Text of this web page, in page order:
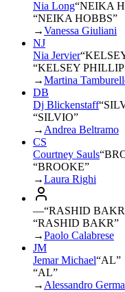
Nia Long“NEIKA
“NEIKA HOBBS”
→Vanessa Giuliani
NJ
Nia Jervier“
“KELSEY
→Martina
DB
Dj Blickenstaff“
“SILVIO”
→ Andrea Beltramo
CS
Courtney Sauls“
“BROOKE”
→Laura Righi
—“RASHID BAKR
“RASHID BAKR”
→Paolo Calabrese
JM
Jemar Michael“AL”
“AL”
→ Alessandro